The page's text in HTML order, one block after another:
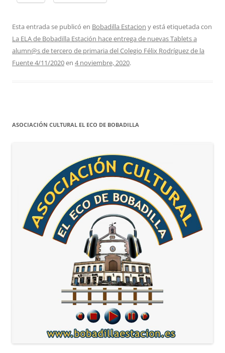
Esta entrada se publicó en Bobadilla Estacion y está etiquetada con
La ELA de Bobadilla Estación hace entrega de nuevas Tablets a
alumn@s de tercero de primaria del Colegio Félix Rodríguez de la
Fuente 4/11/2020en 4 noviembre, 2020.
ASOCIACIÓN CULTURAL EL ECO DE BOBADILLA